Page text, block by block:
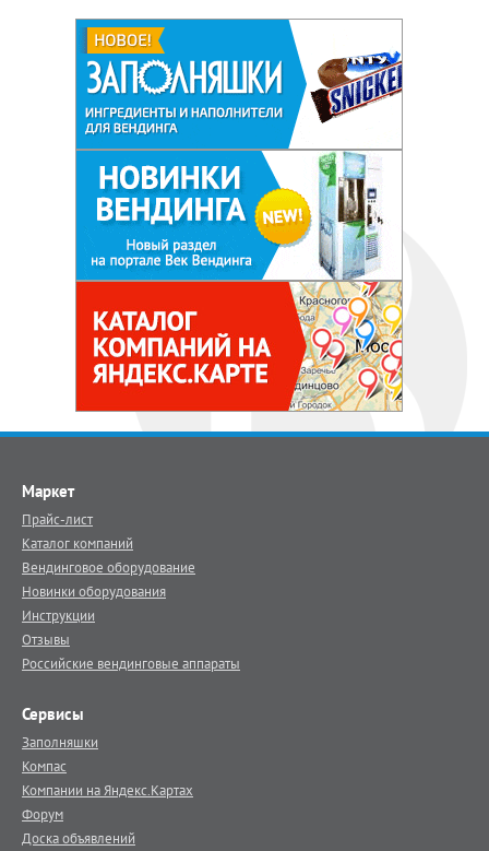
Маркет
Прайс-лист
Каталог компаний
Вендинговое оборудование
Новинки оборудования
Инструкции
Отзывы
Российские вендинговые аппараты
Сервисы
Заполняшки
Компас
Компании на Яндекс.Картах
Форум
Доска объявлений